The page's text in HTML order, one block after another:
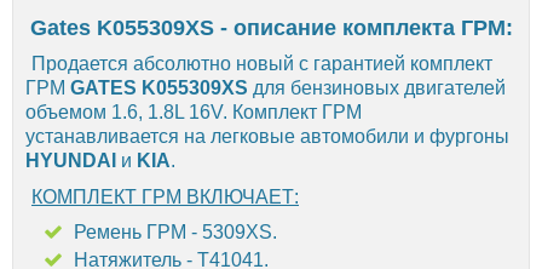
Gates K055309XS - описание комплекта ГРМ:
Продается абсолютно новый с гарантией комплект
ГРМ GATES K055309XS для бензиновых двигателей
объемом 1.6, 1.8L 16V. Комплект ГРМ
устанавливается на легковые автомобили и фургоны
HYUNDAI и KIA.
КОМПЛЕКТ ГРМ ВКЛЮЧАЕТ:
Ремень ГРМ - 5309XS.
Натяжитель - T41041.